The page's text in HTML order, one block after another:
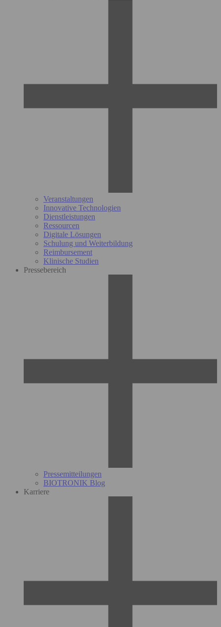
Veranstaltungen
Innovative Technologien
Dienstleistungen
Ressourcen
Digitale Lösungen
Schulung und Weiterbildung
Reimbursement
Klinische Studien
Pressebereich
Pressemitteilungen
BIOTRONIK Blog
Karriere